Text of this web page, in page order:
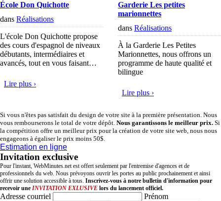
École Don Quichotte
dans Réalisations
L'école Don Quichotte propose
des cours d'espagnol de niveaux
débutants, intermédiaires et
avancés, tout en vous faisant…
Lire plus ›
Garderie Les petites
marionnettes
dans Réalisations
À la Garderie Les Petites
Marionnettes, nous offrons un
programme de haute qualité et
bilingue
Lire plus ›
Si vous n'êtes pas satisfait du design de votre site à la première présentation. Nous
vous rembourserons le total de votre dépôt. Nous garantissons le meilleur prix. Si
la compétition offre un meilleur prix pour la création de votre site web, nous nous
engageons à égaliser le prix moins 50$.
Estimation en ligne
Invitation exclusive
Pour l'instant, WebMinutes.net est offert seulement par l'entremise d'agences et de
professionnels du web. Nous prévoyons ouvrir les portes au public prochainement et ainsi
offrir une solution accessible à tous. Inscrivez-vous à notre bulletin d'information pour
recevoir une INVITATION EXLUSIVE lors du lancement officiel.
Adresse courriel
Prénom